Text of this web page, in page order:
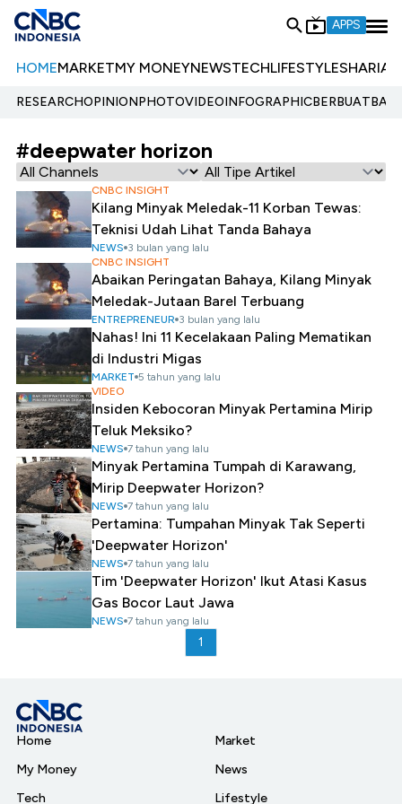
APPS
HOMEMARKETMY MONEYNEWSTECHLIFESTYLESHARIA
RESEARCHOPINIONPHOTOVIDEOINFOGRAPHIC
#deepwater horizon
CNBC INSIGHT
Kilang Minyak Meledak-11 Korban Tewas:
Teknisi Udah Lihat Tanda Bahaya
NEWS 3 bulan yang lalu
CNBC INSIGHT
Abaikan Peringatan Bahaya, Kilang Minyak
Meledak-Jutaan Barel Terbuang
ENTREPRENEUR 3 bulan yang lalu
Nahas! Ini 11 Kecelakaan Paling Mematikan
di Industri Migas
MARKET 5 tahun yang lalu
VIDEO
Insiden Kebocoran Minyak Pertamina Mirip
Teluk Meksiko?
NEWS 7 tahun yang lalu
Minyak Pertamina Tumpah di Karawang,
Mirip Deepwater Horizon?
NEWS 7 tahun yang lalu
Pertamina: Tumpahan Minyak Tak Seperti
'Deepwater Horizon'
NEWS 7 tahun yang lalu
Tim 'Deepwater Horizon' Ikut Atasi Kasus
Gas Bocor Laut Jawa
NEWS 7 tahun yang lalu
1
Home
My Money
Tech
Market
News
Lifestyle